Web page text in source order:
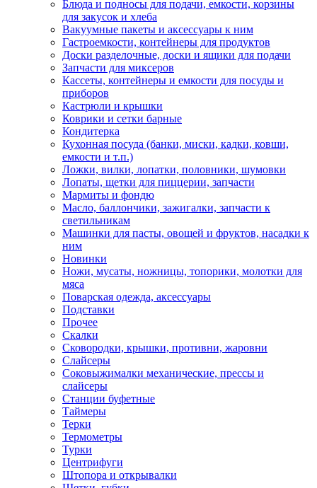
Блюда и подносы для подачи, емкости, корзины
для закусок и хлеба
Вакуумные пакеты и аксессуары к ним
Гастроемкости, контейнеры для продуктов
Доски разделочные, доски и ящики для подачи
Запчасти для миксеров
Кассеты, контейнеры и емкости для посуды и
приборов
Кастрюли и крышки
Коврики и сетки барные
Кондитерка
Кухонная посуда (банки, миски, кадки, ковши,
емкости и т.п.)
Ложки, вилки, лопатки, половники, шумовки
Лопаты, щетки для пиццерии, запчасти
Мармиты и фондю
Масло, баллончики, зажигалки, запчасти к
светильникам
Машинки для пасты, овощей и фруктов, насадки к
ним
Новинки
Ножи, мусаты, ножницы, топорики, молотки для
мяса
Поварская одежда, аксессуары
Подставки
Прочее
Скалки
Сковородки, крышки, противни, жаровни
Слайсеры
Соковыжималки механические, прессы и
слайсеры
Станции буфетные
Таймеры
Терки
Термометры
Турки
Центрифуги
Штопора и открывалки